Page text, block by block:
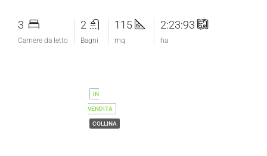
3
Camere da letto
2
Bagni
115
mq
2:23:93
ha
IN
VENDITA
COLLINA